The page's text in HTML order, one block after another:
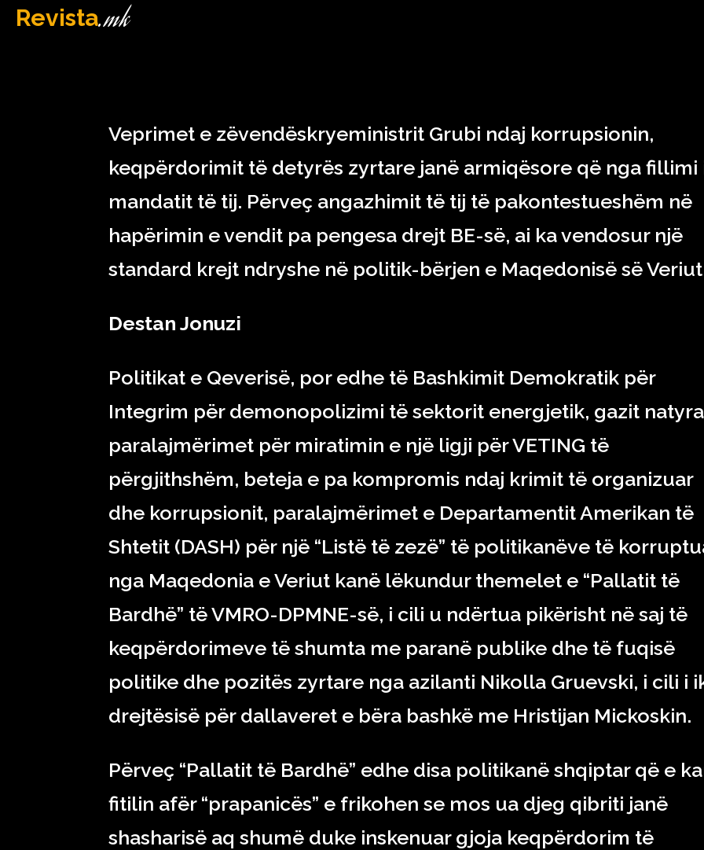
Revista.mk
Veprimet e zëvendëskryeministrit Grubi ndaj korrupsionin,
keqpërdorimit të detyrës zyrtare janë armiqësore që nga fillimi
mandatit të tij. Përveç angazhimit të tij të pakontestueshëm në
hapërimin e vendit pa pengesa drejt BE-së, ai ka vendosur një
standard krejt ndryshe në politik-bërjen e Maqedonisë së
Destan Jonuzi
Politikat e Qeverisë, por edhe të Bashkimit Demokratik për
Integrim për demonopolizimi të sektorit energjetik, gazit
paralajmërimet për miratimin e një ligji për VETING të
përgjithshëm, beteja e pa kompromis ndaj krimit të organizuar
dhe korrupsionit, paralajmërimet e Departamentit Amerikan të
Shtetit (DASH) për një “Listë të zezë” të politikanëve të
nga Maqedonia e Veriut kanë lëkundur themelet e “Pallatit të
Bardhë” të VMRO-DPMNE-së, i cili u ndërtua pikërisht në saj të
keqpërdorimeve të shumta me paranë publike dhe të fuqisë
politike dhe pozitës zyrtare nga azilanti Nikolla Gruevski, i cili i
drejtësisë për dallaveret e bëra bashkë me Hristijan Mickoskin.
Përveç “Pallatit të Bardhë” edhe disa politikanë shqiptar që e
fitilin afër “prapanicës” e frikohen se mos ua djeg qibriti janë
shasharisë aq shumë duke inskenuar gjoja keqpërdorim të